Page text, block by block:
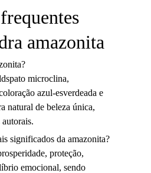
amazonita
microclina,
azul-esverdeada e
natural de beleza única,
significados da amazonita?
proteção,
emocional, sendo